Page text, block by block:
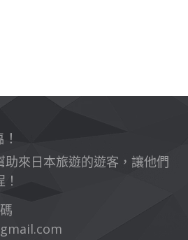
助來日本旅遊的遊客，讓他們